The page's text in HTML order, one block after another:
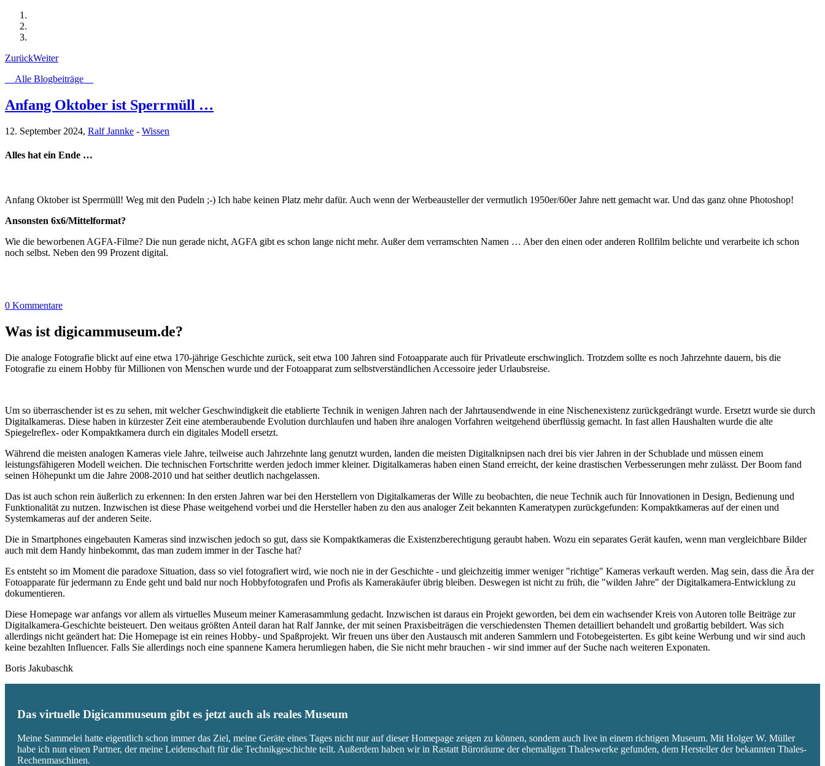
ZurückWeiter
Alle Blogbeiträge
Anfang Oktober ist Sperrmüll …
12. September 2024, Ralf Jannke - Wissen
Alles hat ein Ende …
Anfang Oktober ist Sperrmüll! Weg mit den Pudeln ;-) Ich habe keinen Platz mehr dafür. Auch wenn der Werbeausteller der vermutlich 1950er/60er Jahre nett gemacht war. Und das ganz ohne Photoshop!
Ansonsten 6x6/Mittelformat?
Wie die beworbenen AGFA-Filme? Die nun gerade nicht, AGFA gibt es schon lange nicht mehr. Außer dem verramschten Namen … Aber den einen oder anderen Rollfilm belichte und verarbeite ich schon
noch selbst. Neben den 99 Prozent digital.
0 Kommentare
Was ist digicammuseum.de?
Die analoge Fotografie blickt auf eine etwa 170-jährige Geschichte zurück, seit etwa 100 Jahren sind Fotoapparate auch für Privatleute erschwinglich. Trotzdem sollte es noch Jahrzehnte dauern, bis die
Fotografie zu einem Hobby für Millionen von Menschen wurde und der Fotoapparat zum selbstverständlichen Accessoire jeder Urlaubsreise.
Um so überraschender ist es zu sehen, mit welcher Geschwindigkeit die etablierte Technik in wenigen Jahren nach der Jahrtausendwende in eine Nischenexistenz zurückgedrängt wurde. Ersetzt wurde sie durch
Digitalkameras. Diese haben in kürzester Zeit eine atemberaubende Evolution durchlaufen und haben ihre analogen Vorfahren weitgehend überflüssig gemacht. In fast allen Haushalten wurde die alte
Spiegelreflex- oder Kompaktkamera durch ein digitales Modell ersetzt.
Während die meisten analogen Kameras viele Jahre, teilweise auch Jahrzehnte lang genutzt wurden, landen die meisten Digitalknipsen nach drei bis vier Jahren in der Schublade und müssen einem
leistungsfähigeren Modell weichen. Die technischen Fortschritte werden jedoch immer kleiner. Digitalkameras haben einen Stand erreicht, der keine drastischen Verbesserungen mehr zulässt. Der Boom fand
seinen Höhepunkt um die Jahre 2008-2010 und hat seither deutlich nachgelassen.
Das ist auch schon rein äußerlich zu erkennen: In den ersten Jahren war bei den Herstellern von Digitalkameras der Wille zu beobachten, die neue Technik auch für Innovationen in Design, Bedienung und
Funktionalität zu nutzen. Inzwischen ist diese Phase weitgehend vorbei und die Hersteller haben zu den aus analoger Zeit bekannten Kameratypen zurückgefunden: Kompaktkameras auf der einen und
Systemkameras auf der anderen Seite.
Die in Smartphones eingebauten Kameras sind inzwischen jedoch so gut, dass sie Kompaktkameras die Existenzberechtigung geraubt haben. Wozu ein separates Gerät kaufen, wenn man vergleichbare Bilder
auch mit dem Handy hinbekommt, das man zudem immer in der Tasche hat?
Es entsteht so im Moment die paradoxe Situation, dass so viel fotografiert wird, wie noch nie in der Geschichte - und gleichzeitig immer weniger "richtige" Kameras verkauft werden. Mag sein, dass die Ära der
Fotoapparate für jedermann zu Ende geht und bald nur noch Hobbyfotografen und Profis als Kamerakäufer übrig bleiben. Deswegen ist nicht zu früh, die "wilden Jahre" der Digitalkamera-Entwicklung zu
dokumentieren.
Diese Homepage war anfangs vor allem als virtuelles Museum meiner Kamerasammlung gedacht. Inzwischen ist daraus ein Projekt geworden, bei dem ein wachsender Kreis von Autoren tolle Beiträge zur
Digitalkamera-Geschichte beisteuert. Den weitaus größten Anteil daran hat Ralf Jannke, der mit seinen Praxisbeiträgen die verschiedensten Themen detailliert behandelt und großartig bebildert. Was sich
allerdings nicht geändert hat: Die Homepage ist ein reines Hobby- und Spaßprojekt. Wir freuen uns über den Austausch mit anderen Sammlern und Fotobegeisterten. Es gibt keine Werbung und wir sind auch
keine bezahlten Influencer. Falls Sie allerdings noch eine spannene Kamera herumliegen haben, die Sie nicht mehr brauchen - wir sind immer auf der Suche nach weiteren Exponaten.
Boris Jakubaschk
Das virtuelle Digicammuseum gibt es jetzt auch als reales Museum
Meine Sammelei hatte eigentlich schon immer das Ziel, meine Geräte eines Tages nicht nur auf dieser Homepage zeigen zu können, sondern auch live in einem richtigen Museum. Mit Holger W. Müller
habe ich nun einen Partner, der meine Leidenschaft für die Technikgeschichte teilt. Außerdem haben wir in Rastatt Büroräume der ehemaligen Thaleswerke gefunden, dem Hersteller der bekannten Thales-
Rechenmaschinen.